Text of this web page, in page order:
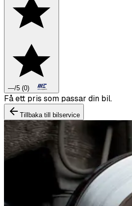
—/5 (0)
Boka däckbyte eller montering
Tillbaka till bilservice